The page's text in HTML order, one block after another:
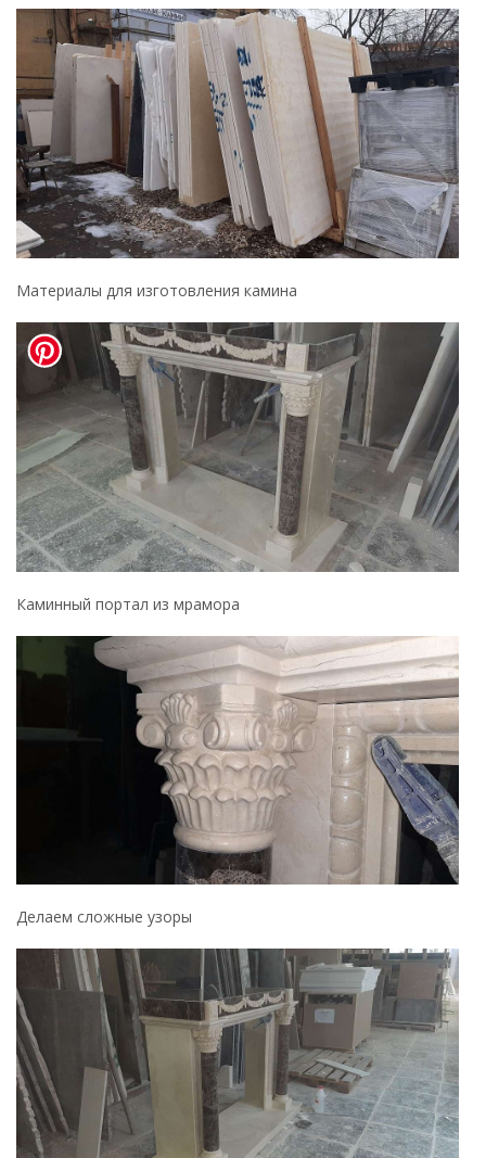
Материалы для изготовления камина
Каминный портал из мрамора
Делаем сложные узоры